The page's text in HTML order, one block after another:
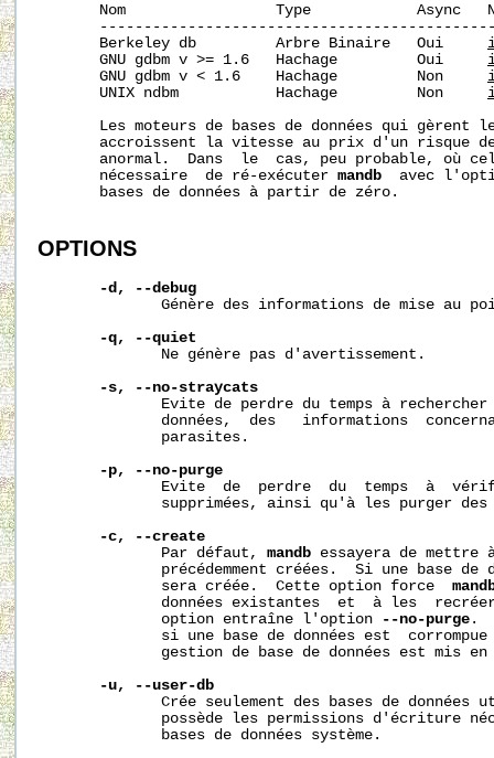
Nom                 Type            Async
       Berkeley db         Arbre Binaire   Oui
       GNU gdbm v >= 1.6   Hachage         Oui
       GNU gdbm v < 1.6    Hachage         Non
       UNIX ndbm           Hachage         Non
Les moteurs de bases de données qui gèrent
accroissent la vitesse au prix d'un risque
anormal.  Dans  le  cas, peu probable, où
       nécessaire  de ré-exécuter
mandb
avec
       bases de données à partir de zéro.
OPTIONS
-d, --debug
Génère des informations de mise au
-q, --quiet
              Ne génère pas d'avertissement.
-s, --no-straycats
Evite de perdre du temps à
données,  des   informations
              parasites.
-p, --no-purge
Evite  de  perdre  du  temps  à
supprimées, ainsi qu'à les purger des
-c, --create
              Par défaut,
mandb essayera de mettre
précédemment créées.  Si une base de
              sera créée.  Cette option force
données existantes  et  à les
              option entraîne l'option
--no-purge .
si une base de données est
gestion de base de données est mis en
-u, --user-db
Crée seulement des bases de données
possède les permissions d'écriture
              bases de données système.